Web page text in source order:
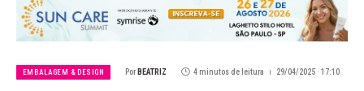
EMBALAGEM & DESIGN Por BEATRIZ 4 minutos de leitura 29/04/2025 · 17:10